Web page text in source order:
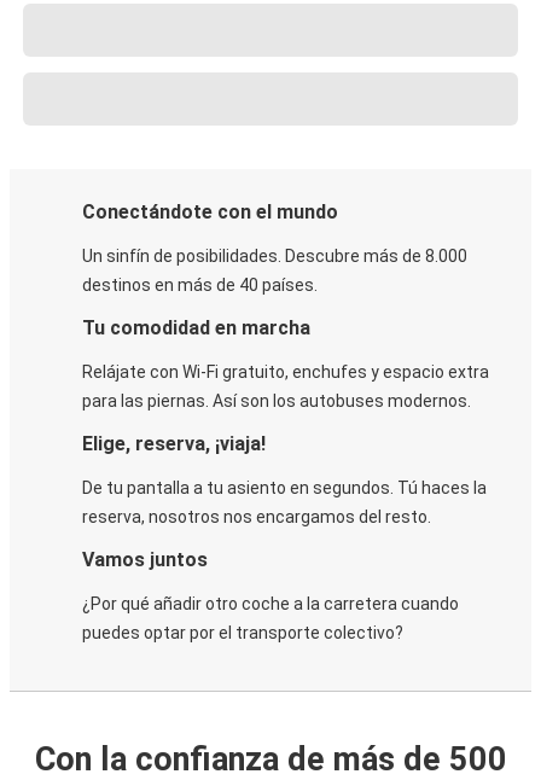
Conectándote con el mundo
Un sinfín de posibilidades. Descubre más de 8.000
destinos en más de 40 países.
Tu comodidad en marcha
Relájate con Wi-Fi gratuito, enchufes y espacio extra
para las piernas. Así son los autobuses modernos.
Elige, reserva, ¡viaja!
De tu pantalla a tu asiento en segundos. Tú haces la
reserva, nosotros nos encargamos del resto.
Vamos juntos
¿Por qué añadir otro coche a la carretera cuando
puedes optar por el transporte colectivo?
Con la confianza de más de 500